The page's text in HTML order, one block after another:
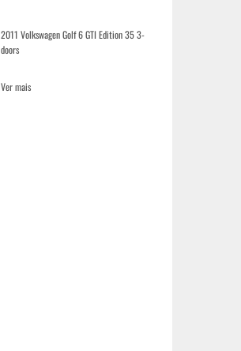
2011 Volkswagen Golf 6 GTI Edition 35 3-
doors
Ver mais